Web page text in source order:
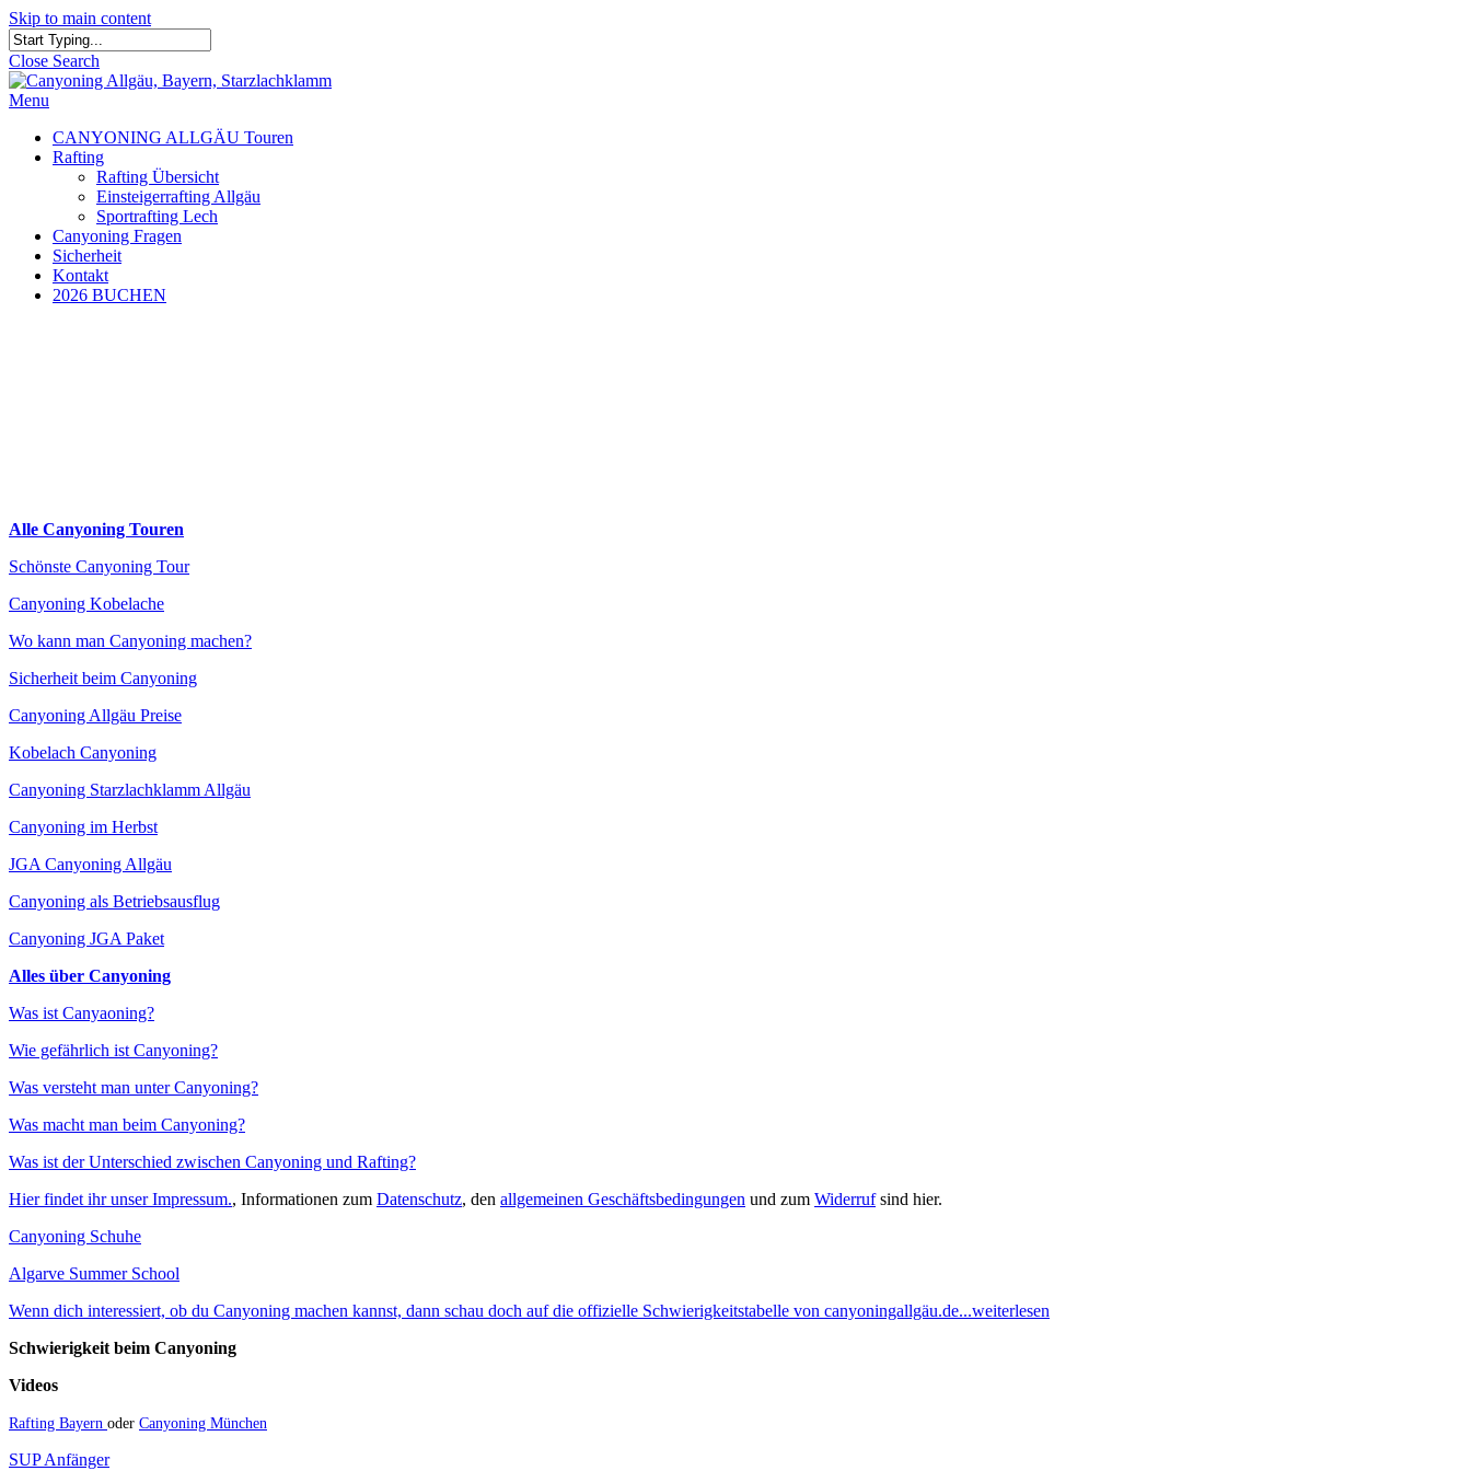
Skip to main content
Close Search
Menu
CANYONING ALLGÄU Touren
Rafting
Rafting Übersicht
Einsteigerrafting Allgäu
Sportrafting Lech
Canyoning Fragen
Sicherheit
Kontakt
2026 BUCHEN
Alle Canyoning Touren
Schönste Canyoning Tour
Canyoning Kobelache
Wo kann man Canyoning machen?
Sicherheit beim Canyoning
Canyoning Allgäu Preise
Kobelach Canyoning
Canyoning Starzlachklamm Allgäu
Canyoning im Herbst
JGA Canyoning Allgäu
Canyoning als Betriebsausflug
Canyoning JGA Paket
Alles über Canyoning
Was ist Canyaoning?
Wie gefährlich ist Canyoning?
Was versteht man unter Canyoning?
Was macht man beim Canyoning?
Was ist der Unterschied zwischen Canyoning und Rafting?
Hier findet ihr unser Impressum., Informationen zum Datenschutz, den allgemeinen Geschäftsbedingungen und zum Widerrufsind hier.
Canyoning Schuhe
Algarve Summer School
Wenn dich interessiert, ob du Canyoning machen kannst, dann schau doch auf die offizielle Schwierigkeitstabelle von canyoningallgäu.de...weiterlesen
Schwierigkeit beim Canyoning
Videos
Rafting Bayern oder Canyoning München
SUP Anfänger